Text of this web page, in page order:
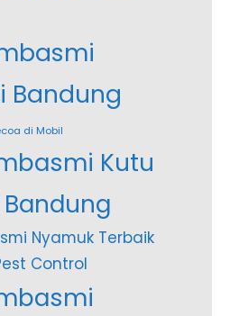
Bandung
di Mobil
Kutu
Nyamuk Terbaik
Control